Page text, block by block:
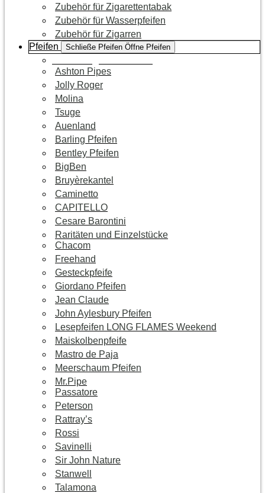
Zubehör für Zigarettentabak
Zubehör für Wasserpfeifen
Zubehör für Zigarren
Pfeifen
Schließe Pfeifen Öffne Pfeifen
Ashton Pipes
Jolly Roger
Molina
Tsuge
Auenland
Barling Pfeifen
Bentley Pfeifen
BigBen
Bruyèrekantel
Caminetto
CAPITELLO
Cesare Barontini
Raritäten und Einzelstücke
Chacom
Freehand
Gesteckpfeife
Giordano Pfeifen
Jean Claude
John Aylesbury Pfeifen
Lesepfeifen LONG FLAMES Weekend
Maiskolbenpfeife
Mastro de Paja
Meerschaum Pfeifen
Mr.Pipe
Passatore
Peterson
Rattray’s
Rossi
Savinelli
Sir John Nature
Stanwell
Talamona